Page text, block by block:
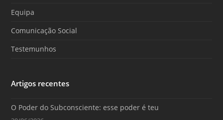
Equipa
Comunicação Social
Testemunhos
Artigos recentes
O Poder do Subconsciente: esse poder é teu